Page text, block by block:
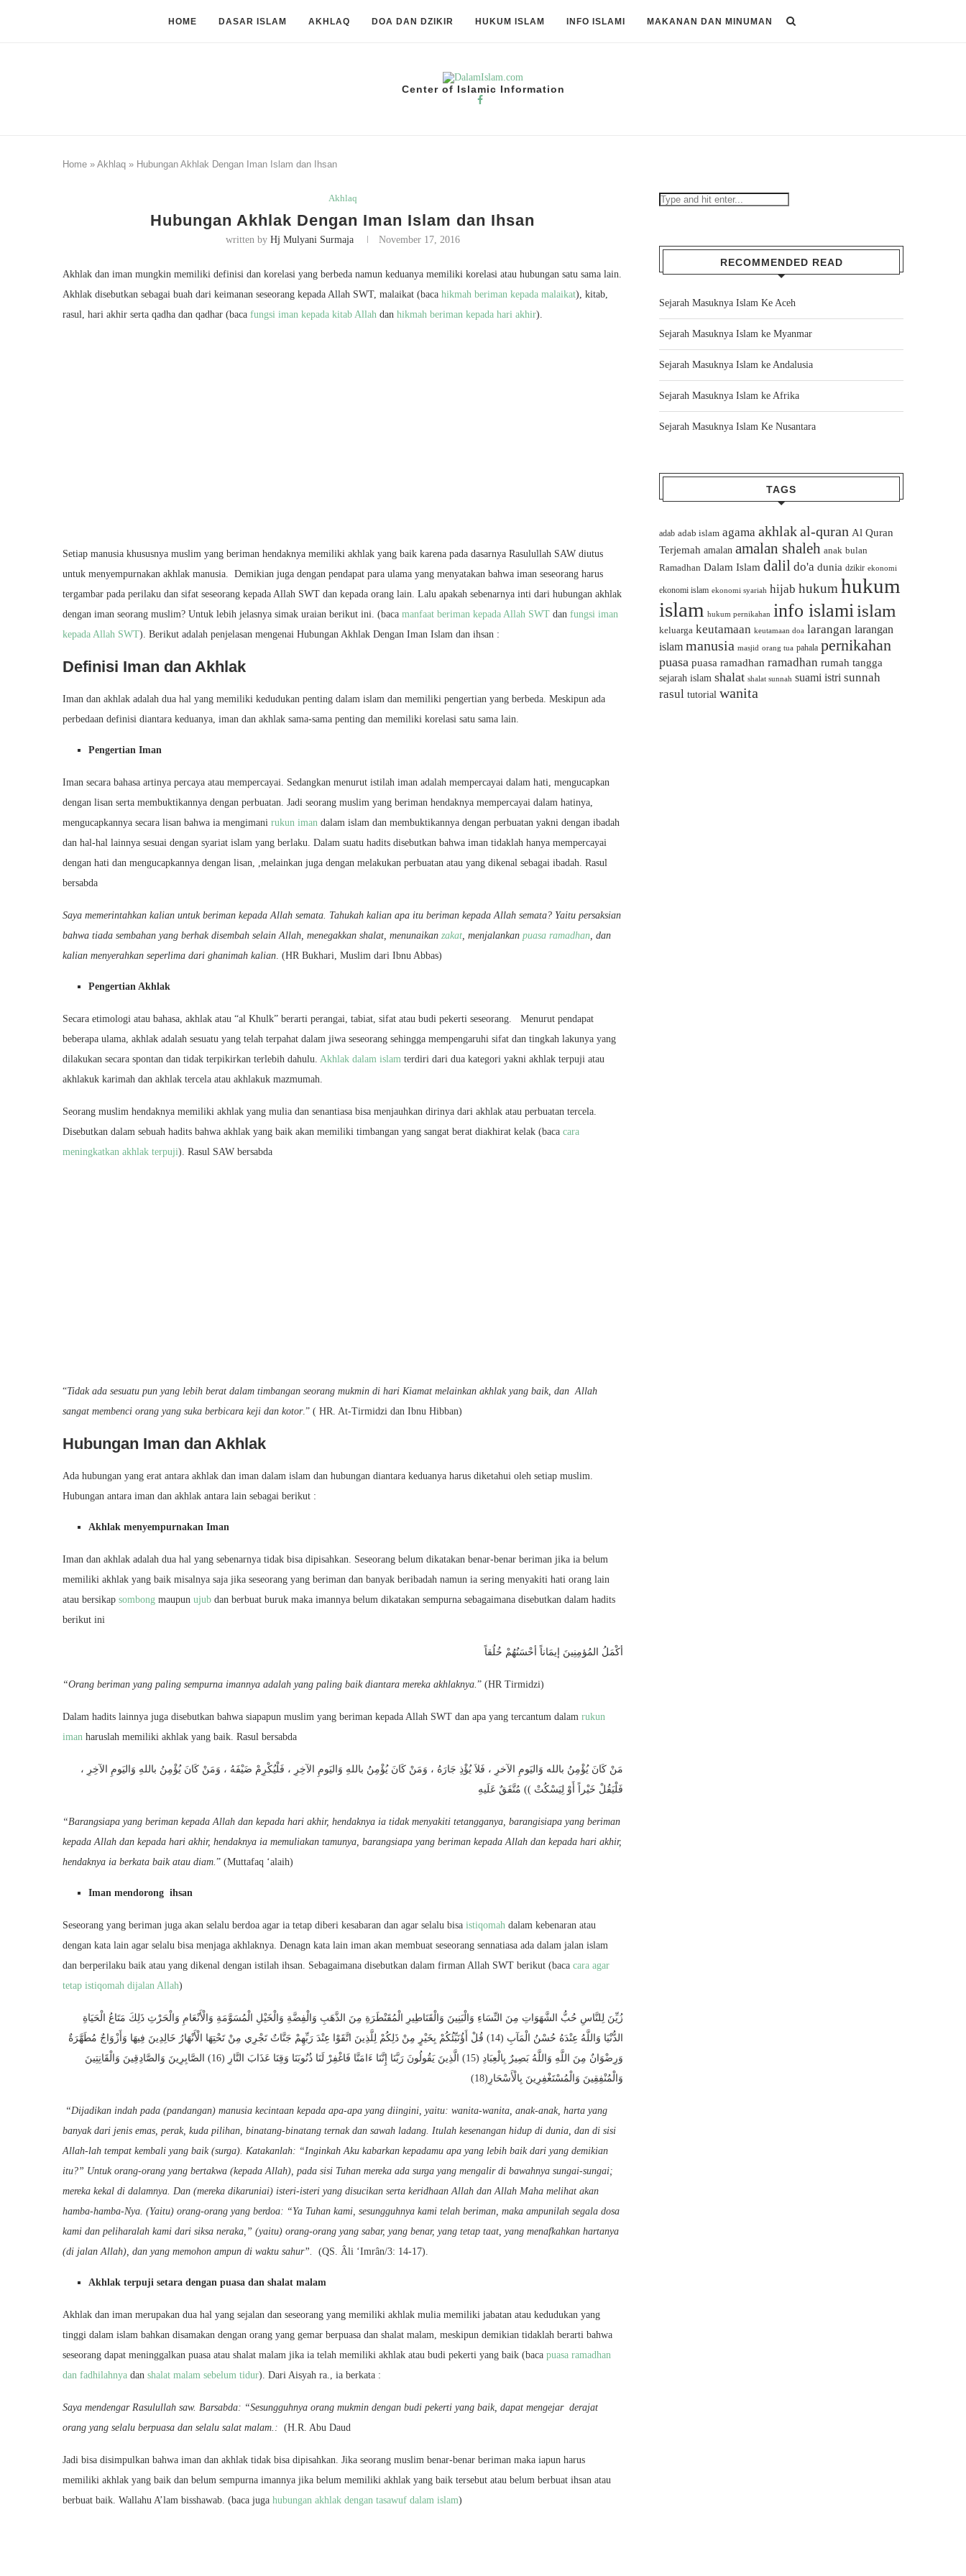
HOME DASAR ISLAM AKHLAQ DOA DAN DZIKIR HUKUM ISLAM INFO ISLAMI MAKANAN DAN MINUMAN
Center of Islamic Information
Home » Akhlaq » Hubungan Akhlak Dengan Iman Islam dan Ihsan
Akhlaq
Hubungan Akhlak Dengan Iman Islam dan Ihsan
written by Hj Mulyani Surmaja November 17, 2016
Akhlak dan iman mungkin memiliki definisi dan korelasi yang berbeda namun keduanya memiliki korelasi atau hubungan satu sama lain.
Akhlak disebutkan sebagai buah dari keimanan seseorang kepada Allah SWT, malaikat (baca hikmah beriman kepada malaikat), kitab,
rasul, hari akhir serta qadha dan qadhar (baca fungsi iman kepada kitab Allah dan hikmah beriman kepada hari akhir).
Setiap manusia khususnya muslim yang beriman hendaknya memiliki akhlak yang baik karena pada dasarnya Rasulullah SAW diutus
untuk menyempurnakan akhlak manusia. Demikian juga dengan pendapat para ulama yang menyatakan bahwa iman seseorang harus
tergambar pada perilaku dan sifat seseorang kepada Allah SWT dan kepada orang lain. Lalu apakah sebenarnya inti dari hubungan akhlak
dengan iman seorang muslim? Untuk lebih jelasnya simak uraian berikut ini. (baca manfaat beriman kepada Allah SWT dan fungsi iman
kepada Allah SWT). Berikut adalah penjelasan mengenai Hubungan Akhlak Dengan Iman Islam dan ihsan :
Definisi Iman dan Akhlak
Iman dan akhlak adalah dua hal yang memiliki kedudukan penting dalam islam dan memiliki pengertian yang berbeda. Meskipun ada
perbedaan definisi diantara keduanya, iman dan akhlak sama-sama penting dan memiliki korelasi satu sama lain.
Pengertian Iman
Iman secara bahasa artinya percaya atau mempercayai. Sedangkan menurut istilah iman adalah mempercayai dalam hati, mengucapkan
dengan lisan serta membuktikannya dengan perbuatan. Jadi seorang muslim yang beriman hendaknya mempercayai dalam hatinya,
mengucapkannya secara lisan bahwa ia mengimani rukun iman dalam islam dan membuktikannya dengan perbuatan yakni dengan ibadah
dan hal-hal lainnya sesuai dengan syariat islam yang berlaku. Dalam suatu hadits disebutkan bahwa iman tidaklah hanya mempercayai
dengan hati dan mengucapkannya dengan lisan, ,melainkan juga dengan melakukan perbuatan atau yang dikenal sebagai ibadah. Rasul
bersabda
Saya memerintahkan kalian untuk beriman kepada Allah semata. Tahukah kalian apa itu beriman kepada Allah semata? Yaitu persaksian
bahwa tiada sembahan yang berhak disembah selain Allah, menegakkan shalat, menunaikan zakat, menjalankan puasa ramadhan, dan
kalian menyerahkan seperlima dari ghanimah kalian. (HR Bukhari, Muslim dari Ibnu Abbas)
Pengertian Akhlak
Secara etimologi atau bahasa, akhlak atau “al Khulk” berarti perangai, tabiat, sifat atau budi pekerti seseorang. Menurut pendapat
beberapa ulama, akhlak adalah sesuatu yang telah terpahat dalam jiwa seseorang sehingga mempengaruhi sifat dan tingkah lakunya yang
dilakukan secara spontan dan tidak terpikirkan terlebih dahulu. Akhlak dalam islam terdiri dari dua kategori yakni akhlak terpuji atau
akhlakuk karimah dan akhlak tercela atau akhlakuk mazmumah.
Seorang muslim hendaknya memiliki akhlak yang mulia dan senantiasa bisa menjauhkan dirinya dari akhlak atau perbuatan tercela.
Disebutkan dalam sebuah hadits bahwa akhlak yang baik akan memiliki timbangan yang sangat berat diakhirat kelak (baca cara
meningkatkan akhlak terpuji). Rasul SAW bersabda
“Tidak ada sesuatu pun yang lebih berat dalam timbangan seorang mukmin di hari Kiamat melainkan akhlak yang baik, dan Allah
sangat membenci orang yang suka berbicara keji dan kotor.” ( HR. At-Tirmidzi dan Ibnu Hibban)
Hubungan Iman dan Akhlak
Ada hubungan yang erat antara akhlak dan iman dalam islam dan hubungan diantara keduanya harus diketahui oleh setiap muslim.
Hubungan antara iman dan akhlak antara lain sebagai berikut :
Akhlak menyempurnakan Iman
Iman dan akhlak adalah dua hal yang sebenarnya tidak bisa dipisahkan. Seseorang belum dikatakan benar-benar beriman jika ia belum
memiliki akhlak yang baik misalnya saja jika seseorang yang beriman dan banyak beribadah namun ia sering menyakiti hati orang lain
atau bersikap sombong maupun ujub dan berbuat buruk maka imannya belum dikatakan sempurna sebagaimana disebutkan dalam hadits
berikut ini
أكْمَلُ المُؤمِنِينَ إيمَاناً أحْسَنُهُمْ خُلُقاً
“Orang beriman yang paling sempurna imannya adalah yang paling baik diantara mereka akhlaknya.” (HR Tirmidzi)
Dalam hadits lainnya juga disebutkan bahwa siapapun muslim yang beriman kepada Allah SWT dan apa yang tercantum dalam rukun
iman haruslah memiliki akhlak yang baik. Rasul bersabda
مَنْ كَانَ يُؤْمِنُ بالله وَاليَومِ الآخرِ ، فَلاَ يُؤْذِ جَارَهُ ، وَمَنْ كَانَ يُؤْمِنُ باللهِ وَاليَومِ الآخِرِ ، فَلْيُكْرِمْ ضَيْفَهُ ، وَمَنْ كَانَ يُؤْمِنُ باللهِ وَاليَومِ الآخِرِ ،
فَلْيَقُلْ خَيْراً أَوْ لِيَسْكُتْ )) مُتَّفَقٌ عَلَيهِ
“Barangsiapa yang beriman kepada Allah dan kepada hari akhir, hendaknya ia tidak menyakiti tetangganya, barangisiapa yang beriman
kepada Allah dan kepada hari akhir, hendaknya ia memuliakan tamunya, barangsiapa yang beriman kepada Allah dan kepada hari akhir,
hendaknya ia berkata baik atau diam.” (Muttafaq ‘alaih)
Iman mendorong ihsan
Seseorang yang beriman juga akan selalu berdoa agar ia tetap diberi kesabaran dan agar selalu bisa istiqomah dalam kebenaran atau
dengan kata lain agar selalu bisa menjaga akhlaknya. Denagn kata lain iman akan membuat seseorang sennatiasa ada dalam jalan islam
dan berperilaku baik atau yang dikenal dengan istilah ihsan. Sebagaimana disebutkan dalam firman Allah SWT berikut (baca cara agar
tetap istiqomah dijalan Allah)
زُيِّنَ لِلنَّاسِ حُبُّ الشَّهَوَاتِ مِنَ النِّسَاءِ وَالْبَنِينَ وَالْقَنَاطِيرِ الْمُقَنْطَرَةِ مِنَ الذَّهَبِ وَالْفِضَّةِ وَالْخَيْلِ الْمُسَوَّمَةِ وَالْأَنْعَامِ وَالْحَرْثِ ذَلِكَ مَتَاعُ الْحَيَاةِ
الدُّنْيَا وَاللَّهُ عِنْدَهُ حُسْنُ الْمَآبِ (14) قُلْ أَؤُنَبِّئُكُمْ بِخَيْرٍ مِنْ ذَلِكُمْ لِلَّذِينَ اتَّقَوْا عِنْدَ رَبِّهِمْ جَنَّاتٌ تَجْرِي مِنْ تَحْتِهَا الْأَنْهَارُ خَالِدِينَ فِيهَا وَأَزْوَاجٌ مُطَهَّرَةٌ
وَرِضْوَانٌ مِنَ اللَّهِ وَاللَّهُ بَصِيرٌ بِالْعِبَادِ (15) الَّذِينَ يَقُولُونَ رَبَّنَا إِنَّنَا ءَامَنَّا فَاغْفِرْ لَنَا ذُنُوبَنَا وَقِنَا عَذَابَ النَّارِ (16)
الصَّابِرِينَ وَالصَّادِقِينَ وَالْقَانِتِينَ
وَالْمُنْفِقِينَ وَالْمُسْتَغْفِرِينَ بِالْأَسْحَارِ(18)
“Dijadikan indah pada (pandangan) manusia kecintaan kepada apa-apa yang diingini, yaitu: wanita-wanita, anak-anak, harta yang
banyak dari jenis emas, perak, kuda pilihan, binatang-binatang ternak dan sawah ladang. Itulah kesenangan hidup di dunia, dan di sisi
Allah-lah tempat kembali yang baik (surga). Katakanlah: “Inginkah Aku kabarkan kepadamu apa yang lebih baik dari yang demikian
itu?” Untuk orang-orang yang bertakwa (kepada Allah), pada sisi Tuhan mereka ada surga yang mengalir di bawahnya sungai-sungai;
mereka kekal di dalamnya. Dan (mereka dikaruniai) isteri-isteri yang disucikan serta keridhaan Allah dan Allah Maha melihat akan
hamba-hamba-Nya. (Yaitu) orang-orang yang berdoa: “Ya Tuhan kami, sesungguhnya kami telah beriman, maka ampunilah segala dosa
kami dan peliharalah kami dari siksa neraka,” (yaitu) orang-orang yang sabar, yang benar, yang tetap taat, yang menafkahkan hartanya
(di jalan Allah), dan yang memohon ampun di waktu sahur”. (QS. Âli ‘Imrân/3: 14-17).
Akhlak terpuji setara dengan puasa dan shalat malam
Akhlak dan iman merupakan dua hal yang sejalan dan seseorang yang memiliki akhlak mulia memiliki jabatan atau kedudukan yang
tinggi dalam islam bahkan disamakan dengan orang yang gemar berpuasa dan shalat malam, meskipun demikian tidaklah berarti bahwa
seseorang dapat meninggalkan puasa atau shalat malam jika ia telah memiliki akhlak atau budi pekerti yang baik (baca puasa ramadhan
dan fadhilahnya dan shalat malam sebelum tidur). Dari Aisyah ra., ia berkata :
Saya mendengar Rasulullah saw. Barsabda: “Sesungguhnya orang mukmin dengan budi pekerti yang baik, dapat mengejar derajat
orang yang selalu berpuasa dan selalu salat malam.: (H.R. Abu Daud
Jadi bisa disimpulkan bahwa iman dan akhlak tidak bisa dipisahkan. Jika seorang muslim benar-benar beriman maka iapun harus
memiliki akhlak yang baik dan belum sempurna imannya jika belum memiliki akhlak yang baik tersebut atau belum berbuat ihsan atau
berbuat baik. Wallahu A’lam bisshawab. (baca juga hubungan akhlak dengan tasawuf dalam islam)
RECOMMENDED READ
Sejarah Masuknya Islam Ke Aceh
Sejarah Masuknya Islam ke Myanmar
Sejarah Masuknya Islam ke Andalusia
Sejarah Masuknya Islam ke Afrika
Sejarah Masuknya Islam Ke Nusantara
TAGS
adab adab islam agama akhlakal-quran Al Quran
Terjemah amalan amalan shaleh anak bulan
Ramadhan Dalam Islam dalil do'a dunia dzikir ekonomi
ekonomi islam ekonomi syariah hijab hukum hukum
islam hukum pernikahan info islamiislam
keluarga keutamaan keutamaan doa larangan larangan
islam manusia masjid orang tua pahala pernikahan
puasa puasa ramadhan ramadhan rumah tangga
sejarah islam shalat shalat sunnah suami istri sunnah
rasul tutorial wanita